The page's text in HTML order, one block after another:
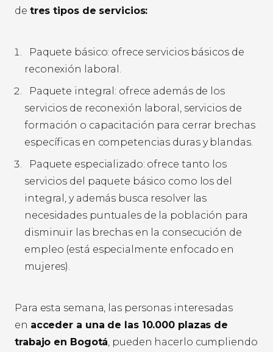
de tres tipos de servicios:
Paquete básico: ofrece servicios básicos de
reconexión laboral.
Paquete integral: ofrece además de los
servicios de reconexión laboral, servicios de
formación o capacitación para cerrar brechas
específicas en competencias duras y blandas.
Paquete especializado: ofrece tanto los
servicios del paquete básico como los del
integral, y además busca resolver las
necesidades puntuales de la población para
disminuir las brechas en la consecución de
empleo (está especialmente enfocado en
mujeres).
Para esta semana, las personas interesadas
en acceder a una de las 10.000 plazas de
trabajo en Bogotá, pueden hacerlo cumpliendo